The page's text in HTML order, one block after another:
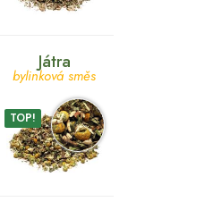
Játra
bylinková směs
TOP!